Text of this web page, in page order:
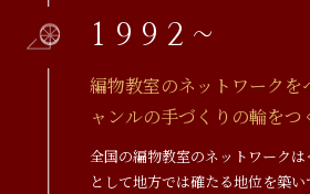
1992~
編物教室のネットワークを
ャンルの手づくりの輪をつ
全国の編物教室のネットワーク
として地方では確たる地位を築